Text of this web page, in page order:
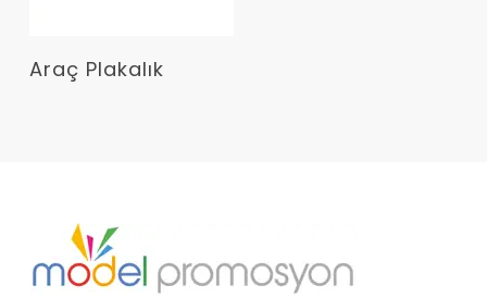
Devamını Oku
Araç Plakalık